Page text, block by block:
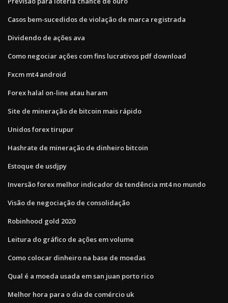
Casos bem-sucedidos de violação de marca registrada
Dividendo de ações ava
Como negociar ações com fins lucrativos pdf download
Fxcm mt4 android
Forex halal on-line atau haram
Site de mineração de bitcoin mais rápido
Unidos forex tirupur
Hashrate de mineração de dinheiro bitcoin
Estoque de usdjpy
Inversão forex melhor indicador de tendência mt4 no mundo
Visão de negociação de consolidação
Robinhood gold 2020
Leitura do gráfico de ações em volume
Como colocar dinheiro na base de moedas
Qual é a moeda usada em san juan porto rico
Melhor hora para o dia de comércio uk